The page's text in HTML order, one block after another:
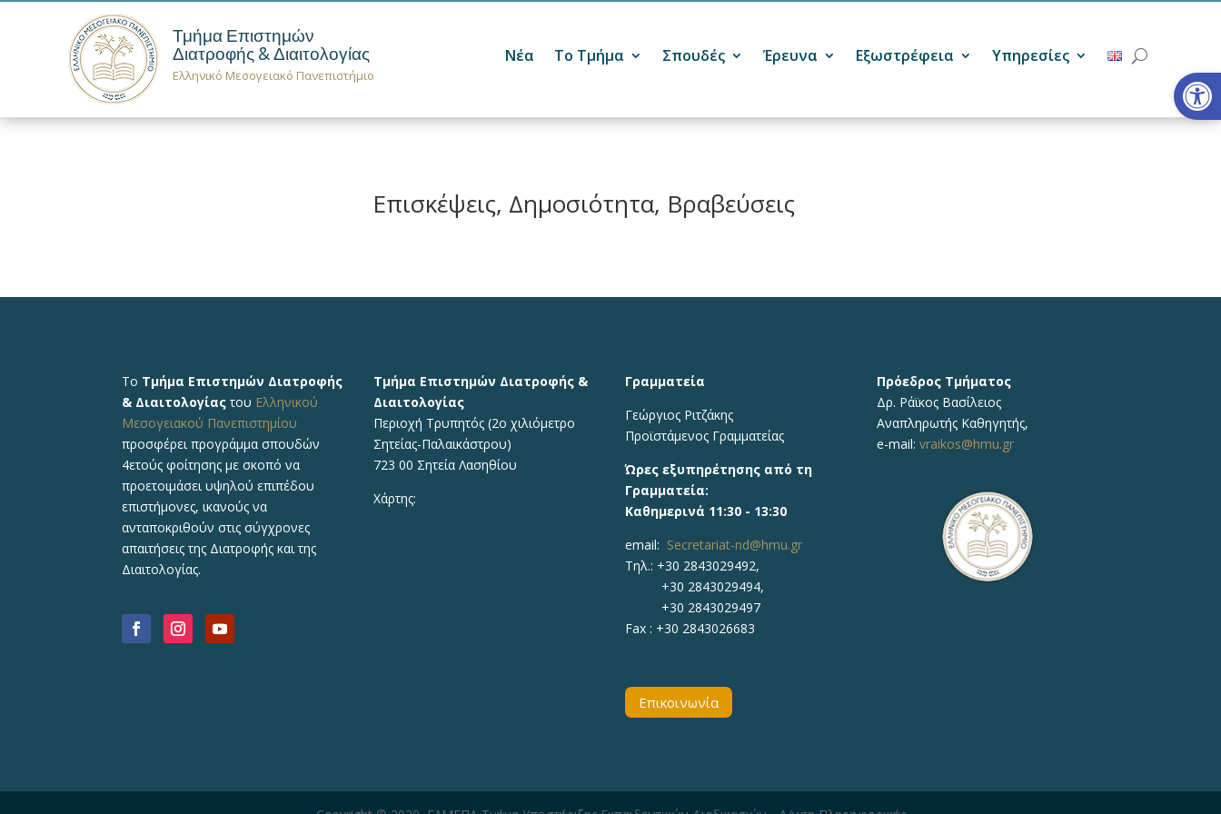
Τμήμα Επιστημών
Διατροφής & Διαιτολογίας
Ελληνικό Μεσογειακό Πανεπιστήμιο
Νέα Το Τμήμα Σπουδές Έρευνα Εξωστρέφεια Υπηρεσίες
Επισκέψεις, Δημοσιότητα, Βραβεύσεις
Το Τμήμα Επιστημών Διατροφής
& Διαιτολογίαςτου Ελληνικού
Μεσογειακού Πανεπιστημίου
προσφέρει προγράμμα σπουδών
4ετούς φοίτησης με σκοπό να
προετοιμάσει υψηλού επιπέδου
επιστήμονες, ικανούς να
ανταποκριθούν στις σύγχρονες
απαιτήσεις της Διατροφής και της
Διαιτολογίας.
Τμήμα Επιστημών Διατροφής &
Διαιτολογίας
Περιοχή Τρυπητός (2o χιλιόμετρο
Σητείας-Παλαικάστρου)
723 00 Σητεία Λασηθίου
Χάρτης:
Γραμματεία
Γεώργιος Ριτζάκης
Προϊστάμενος Γραμματείας
Ώρες εξυπηρέτησης από τη
Γραμματεία:
Καθημερινά 11:30 - 13:30
email: Secretariat-nd@hmu.gr
Τηλ.: +30 2843029492,
+30 2843029494,
+30 2843029497
Fax : +30 2843026683
Επικοινωνία
Πρόεδρος Τμήματος
Δρ. Ράϊκος Βασίλειος
Αναπληρωτής Καθηγητής,
e-mail: vraikos@hmu.gr